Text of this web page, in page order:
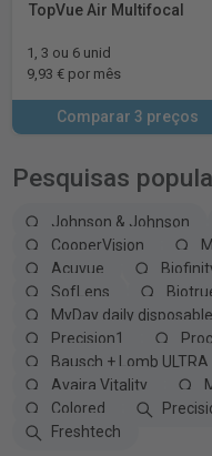
TopVue Air Multifocal
1, 3 ou 6 unid
9,93 € por mês
Comparar 3 preços
Pesquisas
Johnson & Johnson
CooperVision
Acuvue
SofLens
MyDay daily disposable
Precision1
Bausch + Lomb ULTRA
Avaira Vitality
Colored
Freshtech